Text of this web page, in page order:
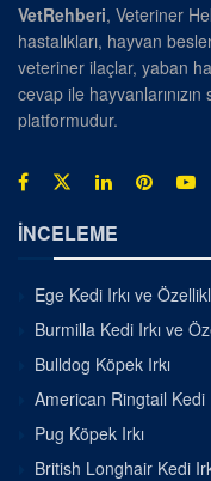
VetRehberi, Veteriner
hastalıkları, hayvan
veteriner ilaçlar, yaban
cevap ile
platformudur.
İNCELEME
Ege Kedi Irkı ve
Burmilla Kedi Irkı ve
Bulldog Köpek Irkı
American Ringtail Kedi
Pug Köpek Irkı
British Longhair Kedi